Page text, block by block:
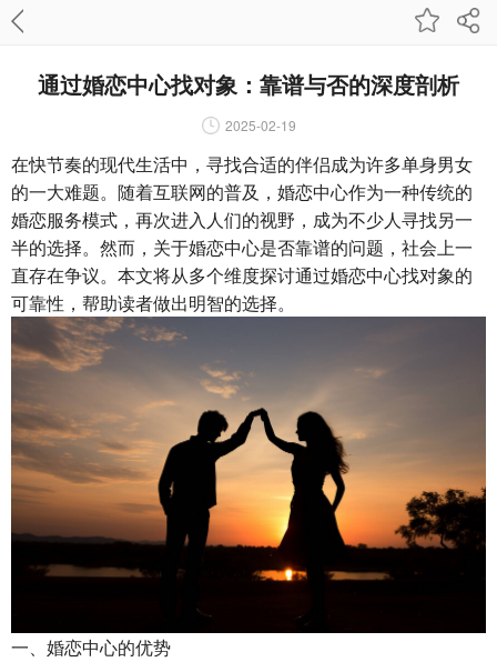
通过婚恋中心找对象：靠谱与否的深度剖析
2025-02-19
在快节奏的现代生活中，寻找合适的伴侣成为许多单身男女
的一大难题。随着互联网的普及，婚恋中心作为一种传统的
婚恋服务模式，再次进入人们的视野，成为不少人寻找另一
半的选择。然而，关于婚恋中心是否靠谱的问题，社会上一
直存在争议。本文将从多个维度探讨通过婚恋中心找对象的
可靠性，帮助读者做出明智的选择。
一、婚恋中心的优势